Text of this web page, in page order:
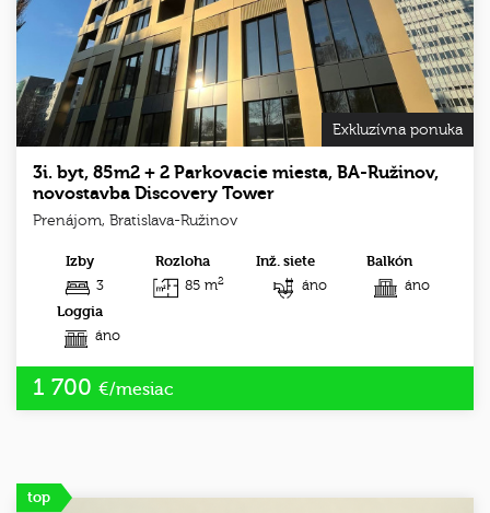
Exkluzívna ponuka
3i. byt, 85m2 + 2 Parkovacie miesta, BA-Ružinov,
novostavba Discovery Tower
Prenájom, Bratislava-Ružinov
Izby
3
Rozloha
85 m2
Inž. siete
áno
Balkón
áno
Loggia
áno
1 700 €/mesiac
top